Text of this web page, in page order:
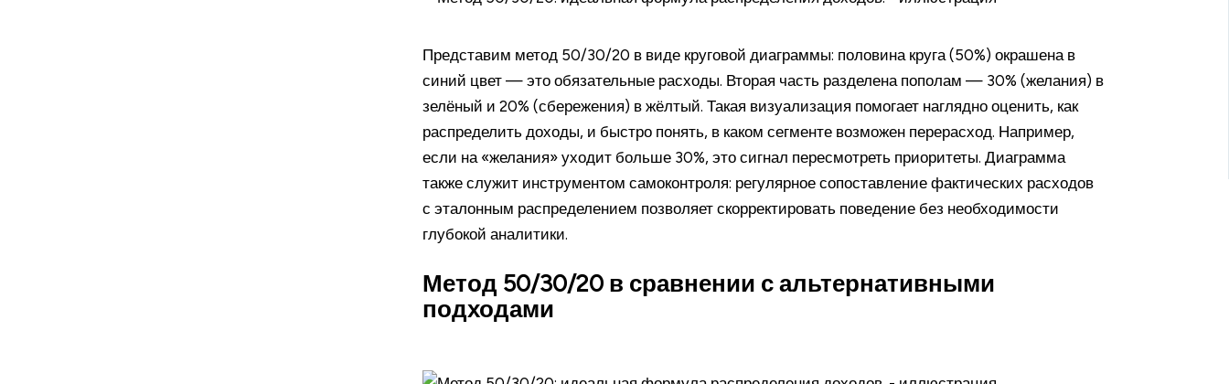
Представим метод 50/30/20 в виде круговой диаграммы: половина круга (50%) окрашена в
синий цвет — это обязательные расходы. Вторая часть разделена пополам — 30% (желания) в
зелёный и 20% (сбережения) в жёлтый. Такая визуализация помогает наглядно оценить, как
распределить доходы, и быстро понять, в каком сегменте возможен перерасход. Например,
если на «желания» уходит больше 30%, это сигнал пересмотреть приоритеты. Диаграмма
также служит инструментом самоконтроля: регулярное сопоставление фактических расходов
с эталонным распределением позволяет скорректировать поведение без необходимости
глубокой аналитики.
Метод 50/30/20 в сравнении с альтернативными
подходами